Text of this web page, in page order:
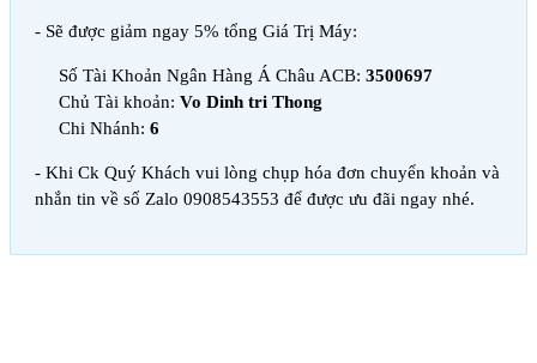
- Sẽ được giảm ngay 5% tổng Giá Trị Máy:
Số Tài Khoản Ngân Hàng Á Châu ACB: 3500697
Chủ Tài khoản: Vo Dinh tri Thong
Chi Nhánh: 6
- Khi Ck Quý Khách vui lòng chụp hóa đơn chuyển khoản và
nhắn tin về số Zalo 0908543553 để được ưu đãi ngay nhé.